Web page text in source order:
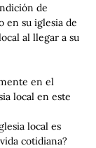
de
en su iglesia de
al llegar a su
en el
local en este
local es
cotidiana?